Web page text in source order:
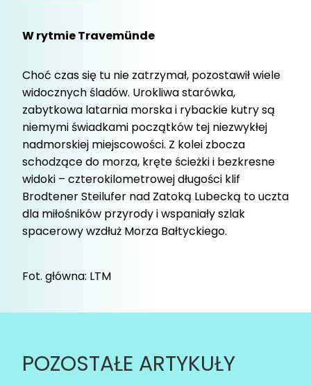
W rytmie Travemünde
Choć czas się tu nie zatrzymał, pozostawił wiele
widocznych śladów. Urokliwa starówka,
zabytkowa latarnia morska i rybackie kutry są
niemymi świadkami początków tej niezwykłej
nadmorskiej miejscowości. Z kolei zbocza
schodzące do morza, kręte ścieżki i bezkresne
widoki – czterokilometrowej długości klif
Brodtener Steilufer nad Zatoką Lubecką to uczta
dla miłośników przyrody i wspaniały szlak
spacerowy wzdłuż Morza Bałtyckiego.
Fot. główna: LTM
POZOSTAŁE ARTYKUŁY